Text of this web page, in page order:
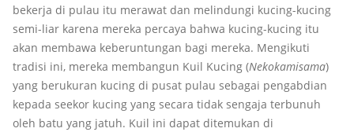
bekerja di pulau itu merawat dan melindungi kucing-kucing
semi-liar karena mereka percaya bahwa kucing-kucing itu
akan membawa keberuntungan bagi mereka. Mengikuti
tradisi ini, mereka membangun Kuil Kucing (Nekokamisama)
yang berukuran kucing di pusat pulau sebagai pengabdian
kepada seekor kucing yang secara tidak sengaja terbunuh
oleh batu yang jatuh. Kuil ini dapat ditemukan di